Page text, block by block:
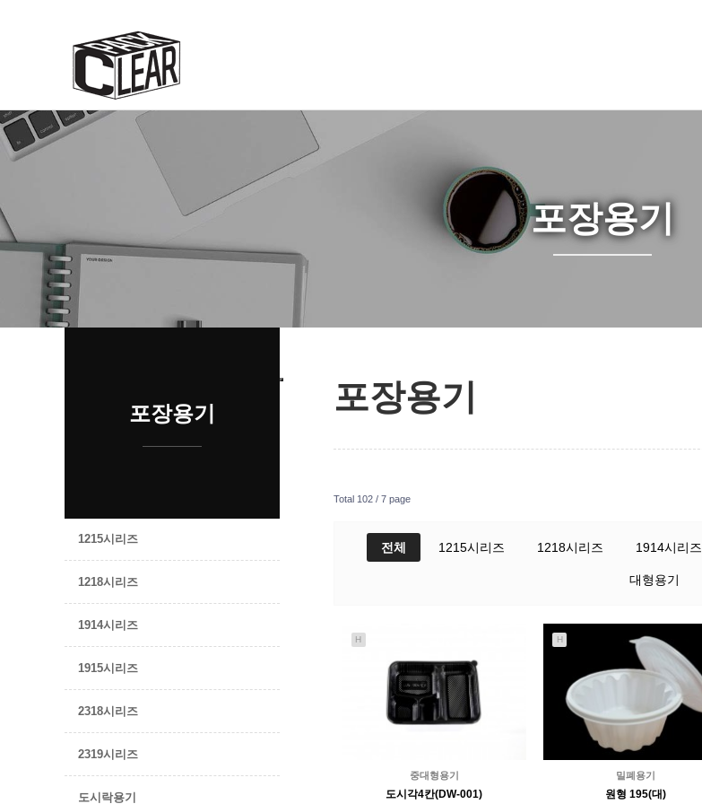
하위분류
포장용기
포장용기
Total 102 / 7 page
전체 1215시리즈 1218시리즈 1914시리즈
대형용기
H
중대형용기
도시각4칸(DW-001)
H
밀폐용기
원형 195(대)
포장용기
1215시리즈
1218시리즈
1914시리즈
1915시리즈
2318시리즈
2319시리즈
도시락용기